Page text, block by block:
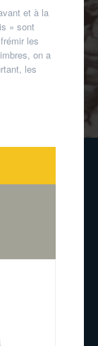
et à la
» sont
les
on a
les